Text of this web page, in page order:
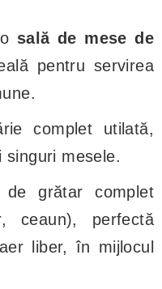
sală de mese de
pentru servirea
complet utilată,
mesele.
grătar complet
ceaun), perfectă
liber, în mijlocul